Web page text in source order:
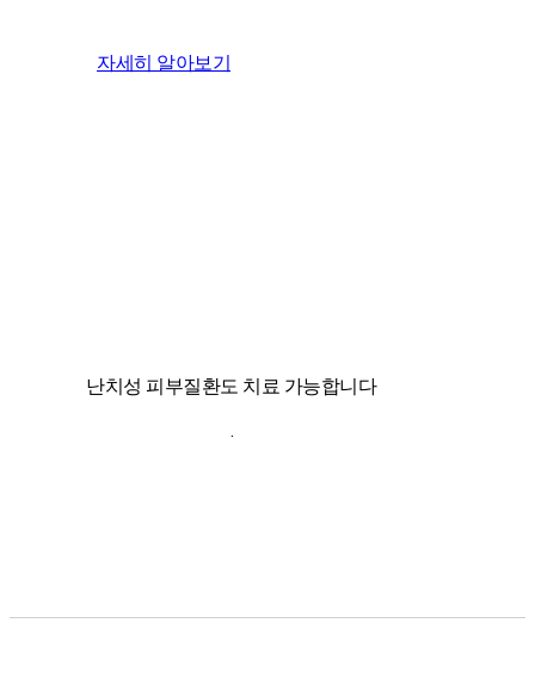
자세히 알아보기
난치성 피부질환도 치료 가능합니다
.